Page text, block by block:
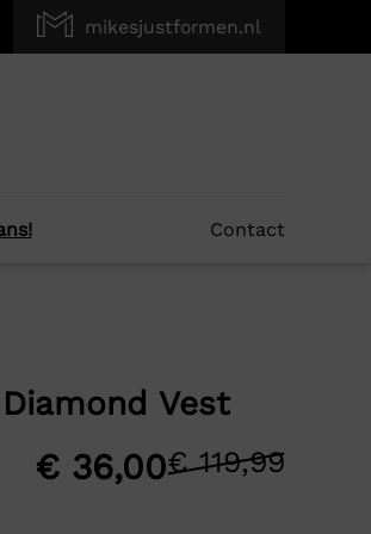
mikesjustformen.nl
Contact
Vest
€119,99
€ 36,00